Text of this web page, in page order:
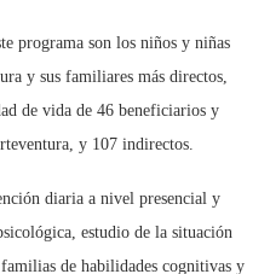
programa son los niños y niñas
y sus familiares más directos,
de vida de 46 beneficiarios y
y 107 indirectos.
diaria a nivel presencial y
estudio de la situación
de habilidades cognitivas y